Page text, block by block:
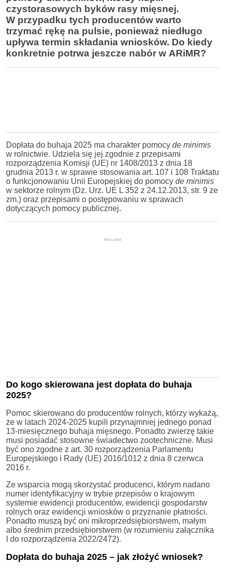
czystorasowych byków rasy mięsnej.
W przypadku tych producentów warto
trzymać rękę na pulsie, ponieważ niedługo
upływa termin składania wniosków. Do kiedy
konkretnie potrwa jeszcze nabór w ARiMR?
Dopłata do buhaja 2025 ma charakter pomocy de minimis
w rolnictwie. Udziela się jej zgodnie z przepisami
rozporządzenia Komisji (UE) nr 1408/2013 z dnia 18
grudnia 2013 r. w sprawie stosowania art. 107 i 108 Traktatu
o funkcjonowaniu Unii Europejskiej do pomocy de minimis
w sektorze rolnym (Dz. Urz. UE L 352 z 24.12.2013, str. 9 ze
zm.) oraz przepisami o postępowaniu w sprawach
dotyczących pomocy publicznej.
REKLAMA
Do kogo skierowana jest dopłata do buhaja
2025?
Pomoc skierowano do producentów rolnych, którzy wykażą,
że w latach 2024-2025 kupili przynajmniej jednego ponad
13-miesięcznego buhaja mięsnego. Ponadto zwierzę takie
musi posiadać stosowne świadectwo zootechniczne. Musi
być ono zgodne z art. 30 rozporządzenia Parlamentu
Europejskiego i Rady (UE) 2016/1012 z dnia 8 czerwca
2016 r.
Ze wsparcia mogą skorzystać producenci, którym nadano
numer identyfikacyjny w trybie przepisów o krajowym
systemie ewidencji producentów, ewidencji gospodarstw
rolnych oraz ewidencji wniosków o przyznanie płatności.
Ponadto muszą być oni mikroprzedsiębiorstwem, małym
albo średnim przedsiębiorstwem (w rozumieniu załącznika
I do rozporządzenia 2022/2472).
Dopłata do buhaja 2025 – jak złożyć wniosek?